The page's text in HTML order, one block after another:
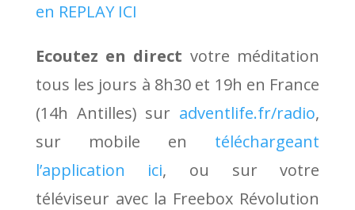
en REPLAY ICI
Ecoutez en direct votre méditation
tous les jours à 8h30 et 19h en France
(14h Antilles) sur adventlife.fr/radio,
sur mobile en téléchargeant
l’application ici, ou sur votre
téléviseur avec la Freebox Révolution